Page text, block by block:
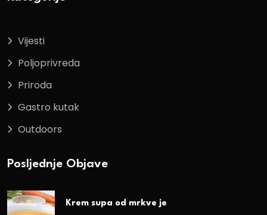
Vijesti
Poljoprivreda
Priroda
Gastro kutak
Outdoors
Posljednje Objave
Krem supa od mrkve je